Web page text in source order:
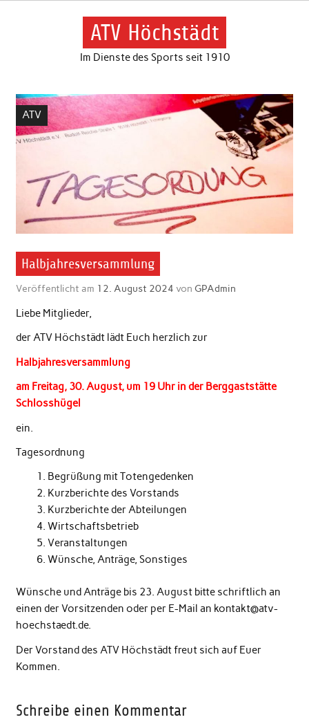
Skip
ATV Höchstädt
Im Dienste des Sports seit 1910
ATV
Halbjahresversammlung
Veröffentlicht am 12. August 2024 von GPAdmin
Liebe Mitglieder,
der ATV Höchstädt lädt Euch herzlich zur
Halbjahresversammlung
am Freitag, 30. August, um 19 Uhr in der Berggaststätte
Schlosshügel
ein.
Tagesordnung
Begrüßung mit Totengedenken
Kurzberichte des Vorstands
Kurzberichte der Abteilungen
Wirtschaftsbetrieb
Veranstaltungen
Wünsche, Anträge, Sonstiges
Wünsche und Anträge bis 23. August bitte schriftlich an
einen der Vorsitzenden oder per E-Mail an kontakt@atv-
hoechstaedt.de.
Der Vorstand des ATV Höchstädt freut sich auf Euer
Kommen.
Schreibe einen Kommentar